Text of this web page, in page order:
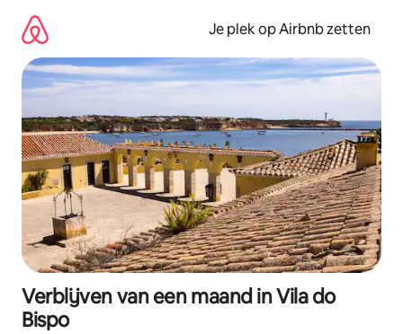
direct
naar
inhoud
Je plek op Airbnb zetten
Verblijven van een maand in Vila do
Bispo